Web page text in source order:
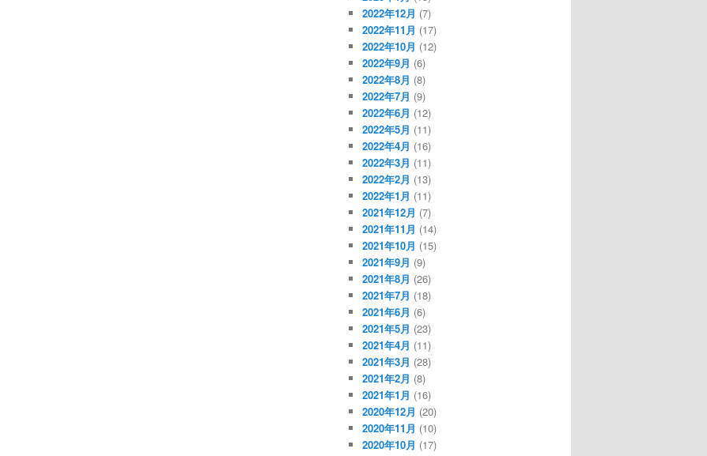
2022年12月 (7)
2022年11月 (17)
2022年10月 (12)
2022年9月 (6)
2022年8月 (8)
2022年7月 (9)
2022年6月 (12)
2022年5月 (11)
2022年4月 (16)
2022年3月 (11)
2022年2月 (13)
2022年1月 (11)
2021年12月 (7)
2021年11月 (14)
2021年10月 (15)
2021年9月 (9)
2021年8月 (26)
2021年7月 (18)
2021年6月 (6)
2021年5月 (23)
2021年4月 (11)
2021年3月 (28)
2021年2月 (8)
2021年1月 (16)
2020年12月 (20)
2020年11月 (10)
2020年10月 (17)